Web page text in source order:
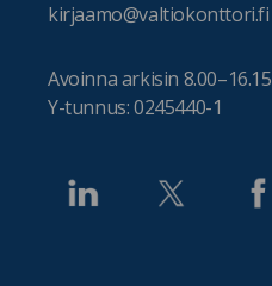
kirjaamo@valtiokonttori.fi
Avoinna arkisin 8.00–16.15
Y-tunnus: 0245440-1